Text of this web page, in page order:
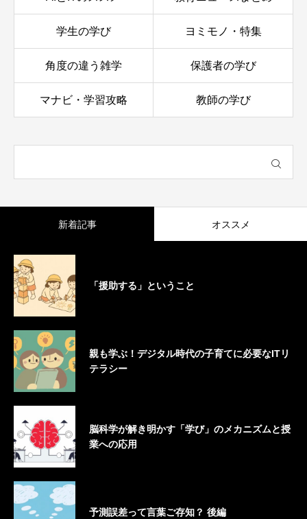
学生の学び ヨミモノ・特集
角度の違う雑学 保護者の学び
マナビ・学習攻略 教師の学び
新着記事 オススメ
「援助する」ということ
親も学ぶ！デジタル時代の子育てに必要なITリ
テラシー
脳科学が解き明かす「学び」のメカニズムと授
業への応用
予測誤差って言葉ご存知？ 後編